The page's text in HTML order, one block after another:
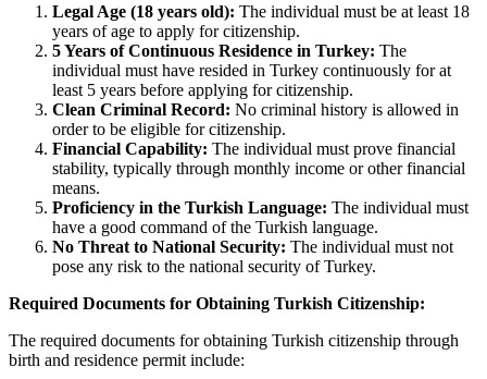
Legal Age (18 years old): The individual must be at least 18
years of age to apply for citizenship.
5 Years of Continuous Residence in Turkey: The
individual must have resided in Turkey continuously for at
least 5 years before applying for citizenship.
Clean Criminal Record: No criminal history is allowed in
order to be eligible for citizenship.
Financial Capability: The individual must prove financial
stability, typically through monthly income or other financial
means.
Proficiency in the Turkish Language: The individual must
have a good command of the Turkish language.
No Threat to National Security: The individual must not
pose any risk to the national security of Turkey.
Required Documents for Obtaining Turkish Citizenship:
The required documents for obtaining Turkish citizenship through
birth and residence permit include: